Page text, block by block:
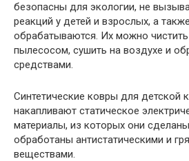
безопасны для экологии, не
реакций у детей и взрослых, а
обрабатываются. Их можно
пылесосом, сушить на воздухе и
средствами.
Синтетические ковры для детской
накапливают статическое
материалы, из которых они
обработаны антистатическими и
веществами.